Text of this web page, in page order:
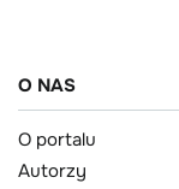
O NAS
O portalu
Autorzy